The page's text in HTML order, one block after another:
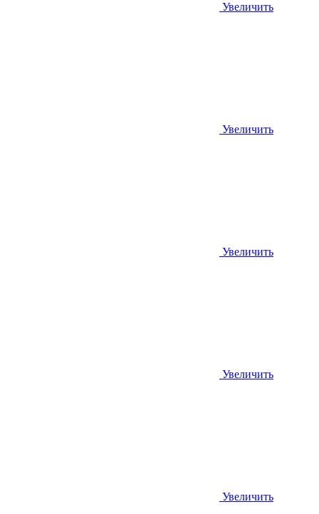
Увеличить
Увеличить
Увеличить
Увеличить
Увеличить